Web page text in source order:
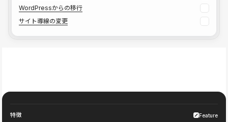
WordPressからの移行
サイト導線の変更
特徴 Feature